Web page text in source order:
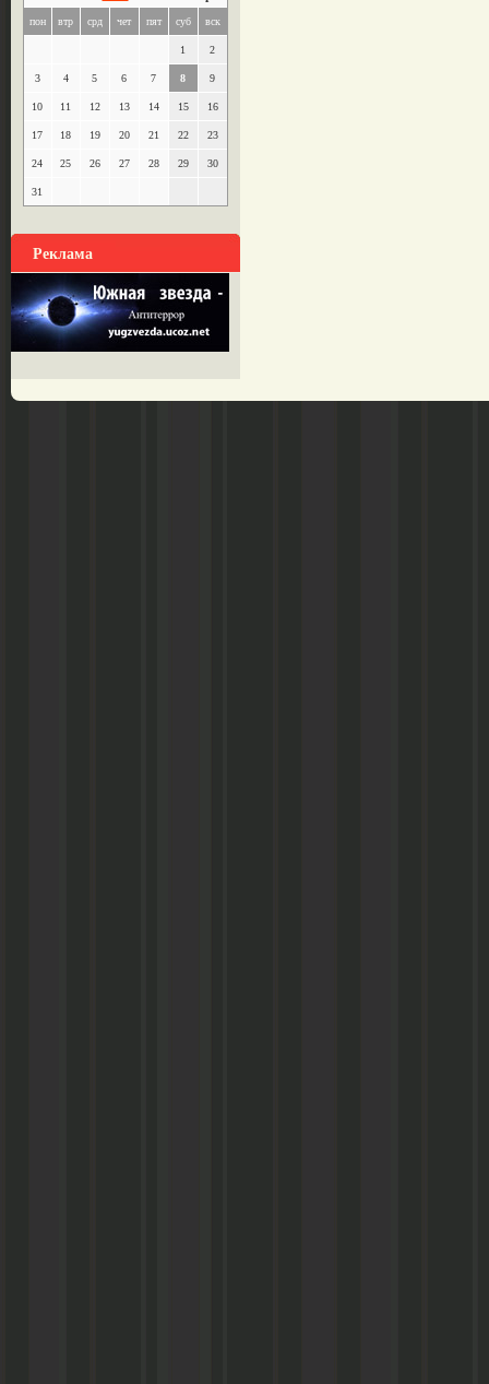
пон втр срд чет пят суб вск
1 2
3 4 5 6 7 8 9
10 11 12 13 14 15 16
17 18 19 20 21 22 23
24 25 26 27 28 29 30
31
Реклама